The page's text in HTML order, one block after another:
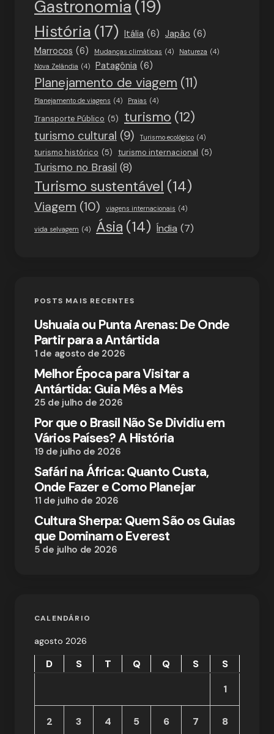
Gastronomia (19)
História (17) Itália (6) Japão (6)
Marrocos (6) Mudanças climáticas (4) Natureza (4)
Nova Zelândia (4) Patagônia (6)
Planejamento de viagem (11)
Planejamento de viagens (4) Praias (4)
Transporte Público (5) turismo (12)
turismo cultural (9) Turismo ecológico (4)
turismo histórico (5) turismo internacional (5)
Turismo no Brasil (8)
Turismo sustentável (14)
Viagem (10) viagens internacionais (4)
vida selvagem (4) Ásia (14) Índia (7)
POSTS MAIS RECENTES
Ushuaia ou Punta Arenas: De Onde
Partir para a Antártida
1 de agosto de 2026
Melhor Época para Visitar a
Antártida: Guia Mês a Mês
25 de julho de 2026
Por que o Brasil Não Se Dividiu em
Vários Países? A História
19 de julho de 2026
Safári na África: Quanto Custa,
Onde Fazer e Como Planejar
11 de julho de 2026
Cultura Sherpa: Quem São os Guias
que Dominam o Everest
5 de julho de 2026
CALENDÁRIO
agosto 2026
D S T Q Q S
S
1
2 3 4 5 6 7 8